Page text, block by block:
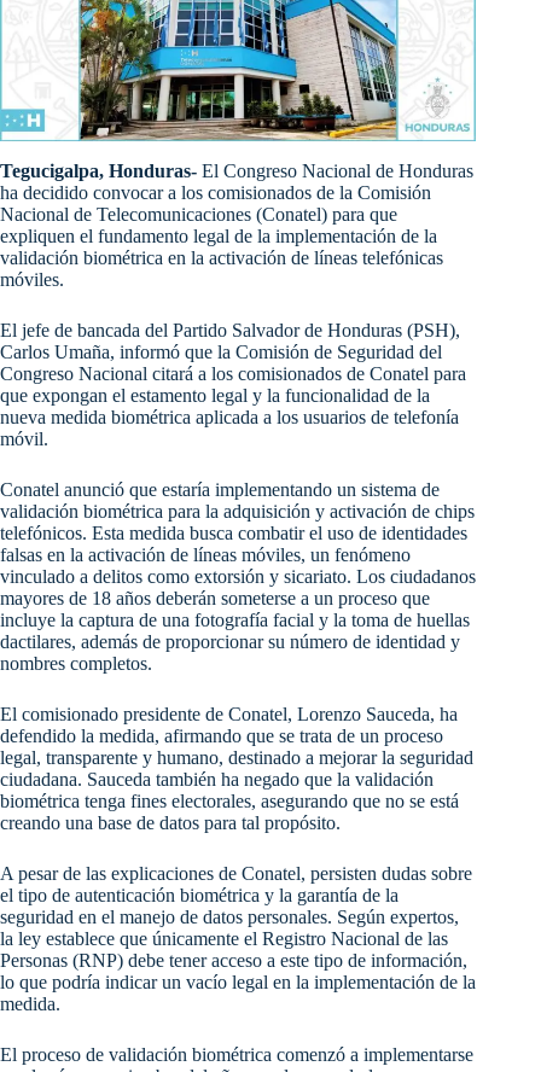
Tegucigalpa, Honduras- El Congreso Nacional de Honduras
ha decidido convocar a los comisionados de la Comisión
Nacional de Telecomunicaciones (Conatel) para que
expliquen el fundamento legal de la implementación de la
validación biométrica en la activación de líneas telefónicas
móviles.
El jefe de bancada del Partido Salvador de Honduras (PSH),
Carlos Umaña, informó que la Comisión de Seguridad del
Congreso Nacional citará a los comisionados de Conatel para
que expongan el estamento legal y la funcionalidad de la
nueva medida biométrica aplicada a los usuarios de telefonía
móvil.
Conatel anunció que estaría implementando un sistema de
validación biométrica para la adquisición y activación de chips
telefónicos. Esta medida busca combatir el uso de identidades
falsas en la activación de líneas móviles, un fenómeno
vinculado a delitos como extorsión y sicariato. Los ciudadanos
mayores de 18 años deberán someterse a un proceso que
incluye la captura de una fotografía facial y la toma de huellas
dactilares, además de proporcionar su número de identidad y
nombres completos.
El comisionado presidente de Conatel, Lorenzo Sauceda, ha
defendido la medida, afirmando que se trata de un proceso
legal, transparente y humano, destinado a mejorar la seguridad
ciudadana. Sauceda también ha negado que la validación
biométrica tenga fines electorales, asegurando que no se está
creando una base de datos para tal propósito.
A pesar de las explicaciones de Conatel, persisten dudas sobre
el tipo de autenticación biométrica y la garantía de la
seguridad en el manejo de datos personales. Según expertos,
la ley establece que únicamente el Registro Nacional de las
Personas (RNP) debe tener acceso a este tipo de información,
lo que podría indicar un vacío legal en la implementación de la
medida.
El proceso de validación biométrica comenzó a implementarse